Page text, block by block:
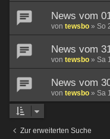
News vom
von tewsbo » So
News vom
von tewsbo » Sa
News vom
von tewsbo » Sa
Zur erweiterten Suche